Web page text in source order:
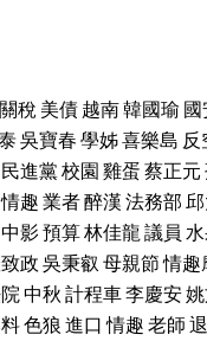
關稅美債越南韓國瑜
吳寶春學姊喜樂島 反
民進黨校園雞蛋蔡正元
情趣業者醉漢法務部
中影預算林佳龍議員
政吳秉叡母親節情趣
中秋計程車李慶安
色狼進口 情趣老師